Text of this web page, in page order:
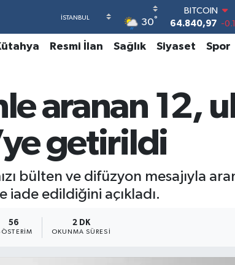
30°
DOLAR
47,7436
0.18
55,2510 0.32
GRAM ALTIN
6660.55
0
BİST100
Resmi İlan Sağlık Siyaset Spor
aranan 12,
getirildi
bülten ve difüzyon mesajıyla
iade edildiğini açıkladı.
56 2 DK
OKUNMA SÜRESI